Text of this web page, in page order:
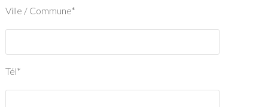
Ville / Commune*
Tél*